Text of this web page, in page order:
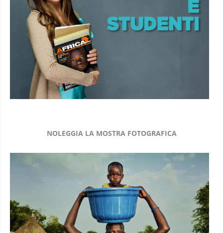
NOLEGGIA LA MOSTRA FOTOGRAFICA